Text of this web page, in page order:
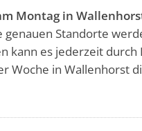
Montag in
genauen Standorte
kann es jederzeit
Woche in Wallenhorst